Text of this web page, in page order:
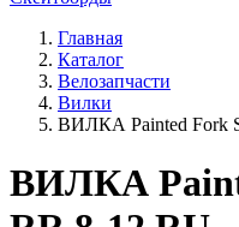
Главная
Каталог
Велозапчасти
Вилки
ВИЛКА Painted Fork
ВИЛКА